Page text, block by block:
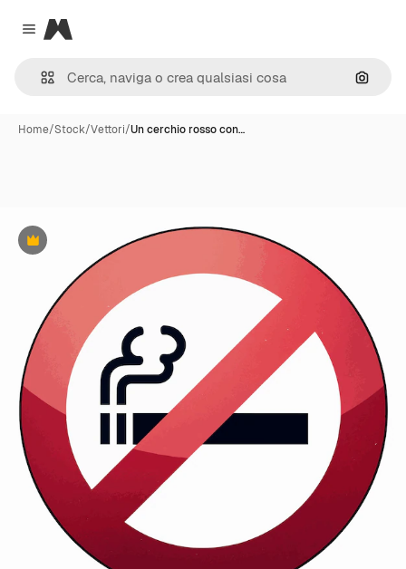
Close menu
Magnific
Cerca
Home/Stock/Vettori/Un cerchio rosso con…
Premium